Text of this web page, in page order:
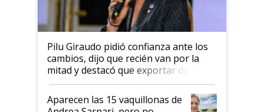
Pilu Giraudo pidió confianza ante los
cambios, dijo que recién van por la
mitad y destacó que exportar dejó de
ser "para unos pocos": "Tenemos un
mandato muy claro del gobierno
nacional"
Aparecen las 15 vaquillonas de